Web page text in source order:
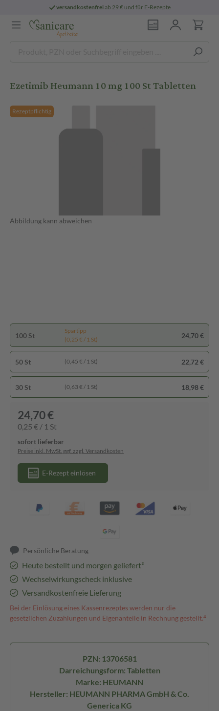
versandkostenfreiab 29 € und für E-Rezepte
Ezetimib Heumann 10 mg 100 St Tabletten
Rezeptpflichtig
Abbildung kann abweichen
100 St
Spartipp
(0,25 € / 1 St)
24,70 €
50 St (0,45 € / 1 St) 22,72 €
30 St (0,63 € / 1 St) 18,98 €
24,70 €
0,25 € / 1 St
sofort lieferbar
Preise inkl. MwSt. ggf. zzgl. Versandkosten
E-Rezept einlösen
Persönliche Beratung
Heute bestellt und morgen geliefert³
Wechselwirkungscheck inklusive
Versandkostenfreie Lieferung
Bei der Einlösung eines Kassenrezeptes werden nur die
gesetzlichen Zuzahlungen und Eigenanteile in Rechnung gestellt.⁴
PZN: 13706581
Darreichungsform: Tabletten
Marke: HEUMANN
Hersteller: HEUMANN PHARMA GmbH & Co.
Generica KG